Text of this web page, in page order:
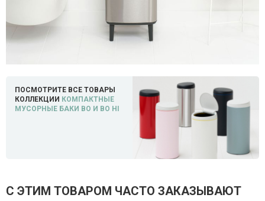
ПОСМОТРИТЕ ВСЕ ТОВАРЫ
КОЛЛЕКЦИИ КОМПАКТНЫЕ
МУСОРНЫЕ БАКИ BO И BO HI
С ЭТИМ ТОВАРОМ ЧАСТО ЗАКАЗЫВАЮТ